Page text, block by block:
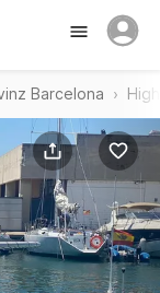
Barcelona